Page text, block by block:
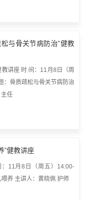
与骨关节病防治”健教
讲座 时 间：11月8日（周
：骨质疏松与骨关节病防治
任
”健教讲座
11月8日（周五）14:00-
养 主讲人：黄晓佩 护师